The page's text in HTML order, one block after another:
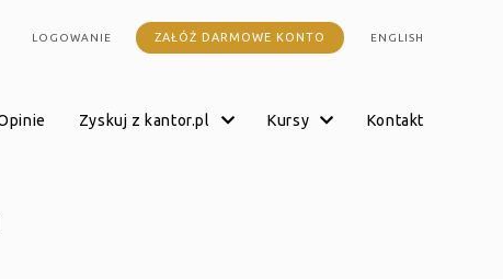
LOGOWANIE ZAŁÓŻ DARMOWE KONTO ENGLISH
opinie zyskuj z kantor.pl kursy kontakt